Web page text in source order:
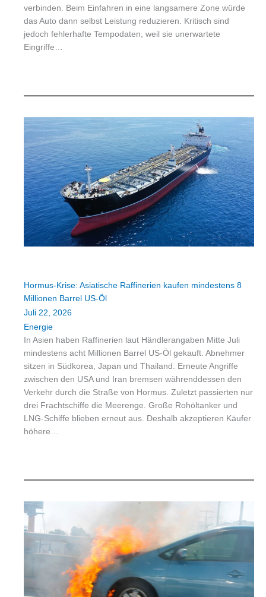
verbinden. Beim Einfahren in eine langsamere Zone würde
das Auto dann selbst Leistung reduzieren. Kritisch sind
jedoch fehlerhafte Tempodaten, weil sie unerwartete
Eingriffe…
Hormus-Krise: Asiatische Raffinerien kaufen mindestens 8
Millionen Barrel US-Öl
Juli 22, 2026
Energie
In Asien haben Raffinerien laut Händlerangaben Mitte Juli
mindestens acht Millionen Barrel US-Öl gekauft. Abnehmer
sitzen in Südkorea, Japan und Thailand. Erneute Angriffe
zwischen den USA und Iran bremsen währenddessen den
Verkehr durch die Straße von Hormus. Zuletzt passierten nur
drei Frachtschiffe die Meerenge. Große Rohöltanker und
LNG-Schiffe blieben erneut aus. Deshalb akzeptieren Käufer
höhere…